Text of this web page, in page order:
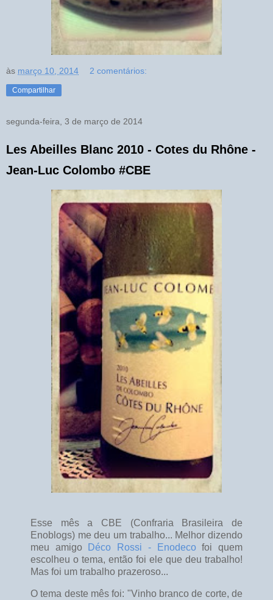
às março 10, 2014 2 comentários:
Compartilhar
segunda-feira, 3 de março de 2014
Les Abeilles Blanc 2010 - Cotes du Rhône -
Jean-Luc Colombo #CBE
Esse mês a CBE (Confraria Brasileira de
Enoblogs) me deu um trabalho... Melhor dizendo
meu amigo
Déco Rossi - Enodecofoi quem
escolheu o tema, então foi ele que deu trabalho!
Mas foi um trabalho prazeroso...
O tema deste mês foi: "Vinho branco de corte, de